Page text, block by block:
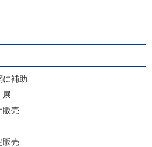
補助
展
販売
販売